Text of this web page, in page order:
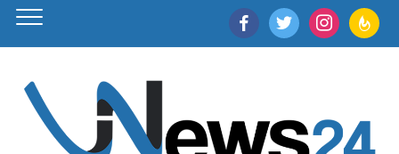
facebooktwitter instagram